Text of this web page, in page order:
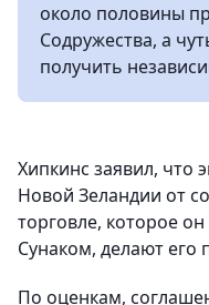
около половины
Содружества, а
получить
Хипкинс заявил, что
Новой Зеландии от
торговле, которое
Сунаком, делают его
По оценкам,